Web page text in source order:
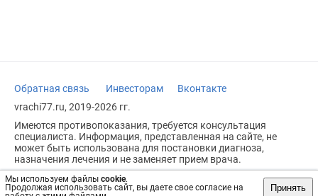
Мы используем файлы cookie.
Продолжая использовать сайт, вы даете свое согласие на
Принять
Обратная связь Инвесторам
Вконтакте
vrachi77.ru, 2019-2026 гг.
Имеются противопоказания, требуется консультация
специалиста. Информация, представленная на сайте, не
может быть использована для постановки диагноза,
назначения лечения и не заменяет прием врача.
Возрастное ограничение: 18+